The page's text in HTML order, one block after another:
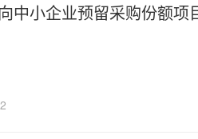
中小企业预留采购份额项